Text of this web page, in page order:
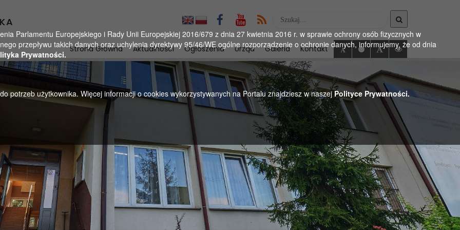
Parlamentu Europejskiego i Rady Unii Europejskiej 2016/679 z dnia 27 kwietnia 2016 r. w sprawie ochrony osób fizycznych w
przepływu takich danych oraz uchylenia dyrektywy 95/46/WE ogólne rozporządzenie o ochronie danych, informujemy, że od dnia
Prywatności.
potrzeb użytkownika. Więcej informacji o cookies wykorzystywanych na Portalu znajdziesz w naszejPolityce Prywatności.
Wyszukaj
serwise
Strona Główna
Aktualności Ogłoszenia Urząd Galeria Kontakt